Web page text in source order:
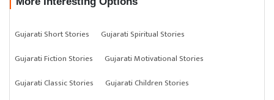
Gujarati Short Stories
Gujarati Spiritual Stories
Gujarati Fiction Stories
Gujarati Motivational Stories
Gujarati Classic Stories
Gujarati Children Stories